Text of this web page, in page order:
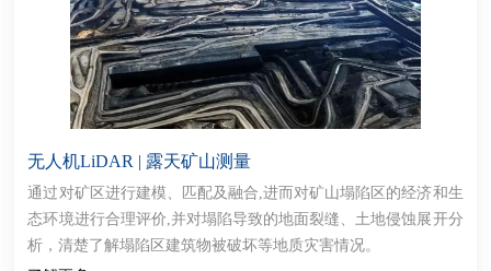
无人机LiDAR | 露天矿山测量
通过对矿区进行建模、匹配及融合,进而对矿山塌陷区的经济和生
态环境进行合理评价,并对塌陷导致的地面裂缝、土地侵蚀展开分
析，清楚了解塌陷区建筑物被破坏等地质灾害情况。